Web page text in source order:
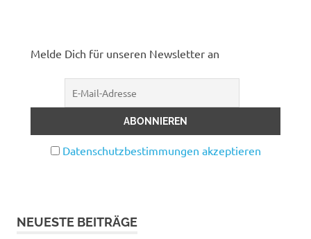
Melde Dich für unseren Newsletter an
Datenschutzbestimmungen akzeptieren
NEUESTE BEITRÄGE